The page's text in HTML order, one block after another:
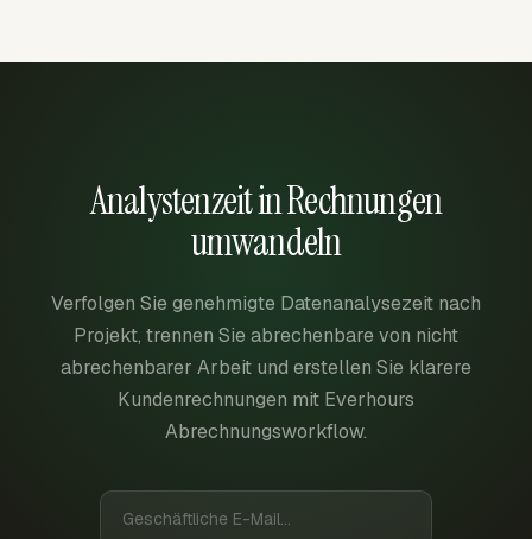
Analystenzeit in Rechnungen
umwandeln
Verfolgen Sie genehmigte Datenanalysezeit nach
Projekt, trennen Sie abrechenbare von nicht
abrechenbarer Arbeit und erstellen Sie klarere
Kundenrechnungen mit Everhours
Abrechnungsworkflow.